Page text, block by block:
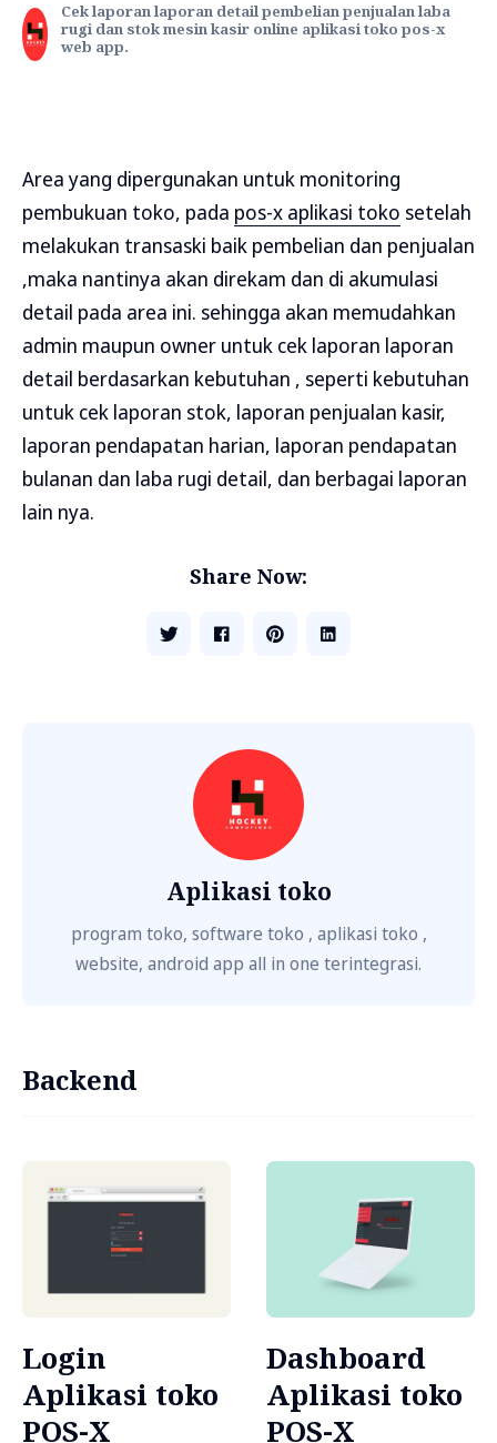
Cek laporan laporan detail pembelian penjualan laba
rugi dan stok mesin kasir online aplikasi toko pos-x
web app.
Area yang dipergunakan untuk monitoring
pembukuan toko, pada pos-x aplikasi toko setelah
melakukan transaski baik pembelian dan penjualan
,maka nantinya akan direkam dan di akumulasi
detail pada area ini. sehingga akan memudahkan
admin maupun owner untuk cek laporan laporan
detail berdasarkan kebutuhan , seperti kebutuhan
untuk cek laporan stok, laporan penjualan kasir,
laporan pendapatan harian, laporan pendapatan
bulanan dan laba rugi detail, dan berbagai laporan
lain nya.
Share Now:
Aplikasi toko
program toko, software toko , aplikasi toko ,
website, android app all in one terintegrasi.
Backend
Login
Aplikasi toko
POS-X
Dashboard
Aplikasi toko
POS-X